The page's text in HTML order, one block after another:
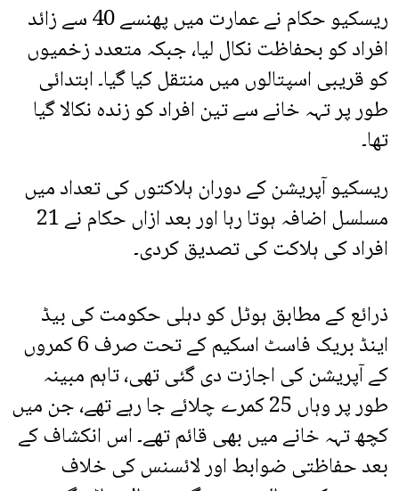
ریسکیو حکام نے عمارت میں پھنسے 40 سے زائد
افراد کو بحفاظت نکال لیا، جبکہ متعدد زخمیوں
کو قریبی اسپتالوں میں منتقل کیا گیا۔ ابتدائی
طور پر تہہ خانے سے تین افراد کو زندہ نکالا گیا
تھا۔
ریسکیو آپریشن کے دوران ہلاکتوں کی تعداد میں
مسلسل اضافہ ہوتا رہا اور بعد ازاں حکام نے 21
افراد کی ہلاکت کی تصدیق کردی۔
ذرائع کے مطابق ہوٹل کو دہلی حکومت کی بیڈ
اینڈ بریک فاسٹ اسکیم کے تحت صرف 6 کمروں
کے آپریشن کی اجازت دی گئی تھی، تاہم مبینہ
طور پر وہاں 25 کمرے چلائے جا رہے تھے، جن میں
کچھ تہہ خانے میں بھی قائم تھے۔ اس انکشاف کے
بعد حفاظتی ضوابط اور لائسنس کی خلاف